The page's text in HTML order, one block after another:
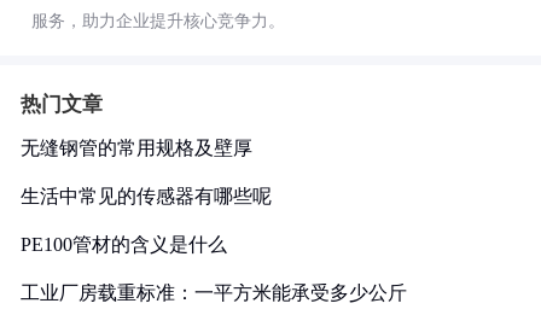
服务，助力企业提升核心竞争力。
热门文章
无缝钢管的常用规格及壁厚
生活中常见的传感器有哪些呢
PE100管材的含义是什么
工业厂房载重标准：一平方米能承受多少公斤